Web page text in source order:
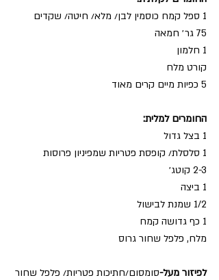
1 ספל קמח כוסמין לבן/ מלא/ חיטה/ שקדים
75 גר׳ חמאה
1 חלמון
קורט מלח
5 כפיות מיים קרים מאוד
החומרים למלית:
1 בצל גדול
1 סלסלת/ קופסת פטריות שמפיניון פרוסות
2-3 קוטג׳
1 ביצה
1/2 שמנת לבישול
1 כף גדושה קמח
מלח, פלפל שחור גרוס
לפיזור מעל-סומסום/חתיכות פטריות/ פלפל שחור